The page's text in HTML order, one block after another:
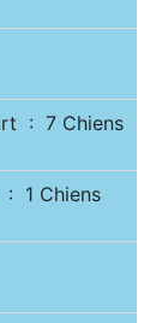
: 7 Chiens
: 1 Chiens